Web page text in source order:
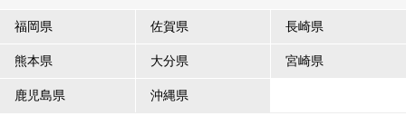
福岡県 佐賀県 長崎県
熊本県 大分県 宮崎県
鹿児島県 沖縄県